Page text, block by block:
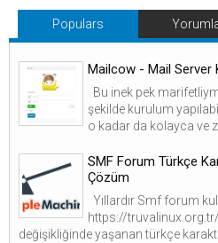
Populars
Mailcow - Mail Server
Bu inek pek
şekilde kurulum
o kadar da kolayca ve
SMF Forum Türkçe
Çözüm
Yıllardır Smf forum
https://
değişikliğinde yaşanan türkçe